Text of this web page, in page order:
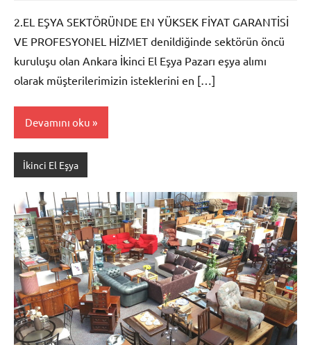
2.EL EŞYA SEKTÖRÜNDE EN YÜKSEK FİYAT GARANTİSİ
VE PROFESYONEL HİZMET denildiğinde sektörün öncü
kuruluşu olan Ankara İkinci El Eşya Pazarı eşya alımı
olarak müşterilerimizin isteklerini en […]
Devamını oku
İkinci El Eşya